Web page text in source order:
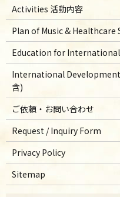
Activities 活動内容
Plan of Music & Healthcare
Education for
International
含)
ご依頼・お問い合わせ
Request / Inquiry Form
Privacy Policy
Sitemap